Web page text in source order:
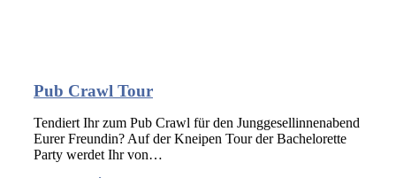
Pub Crawl Tour
Tendiert Ihr zum Pub Crawl für den Junggesellinnenabend
Eurer Freundin? Auf der Kneipen Tour der Bachelorette
Party werdet Ihr von…